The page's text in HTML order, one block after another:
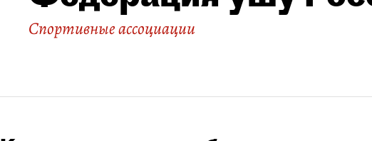
Спортивные ассоциации